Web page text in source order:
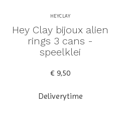
HEYCLAY
Hey Clay bijoux alien
rings 3 cans -
speelklei
€ 9,50
Deliverytime